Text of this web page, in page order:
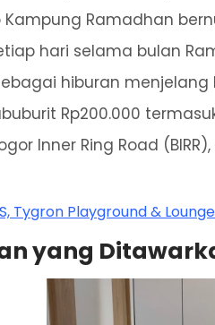
Kampung Ramadhan
hari selama bulan
hiburan menjelang
Rp200.000
Inner Ring Road
Tygron Playground &
yang